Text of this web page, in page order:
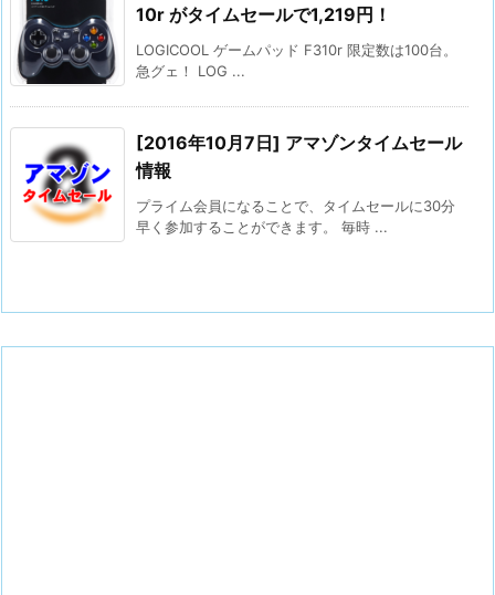
10r がタイムセールで1,219円！
LOGICOOL ゲームパッド F310r 限定数は100台。
急グェ！ LOG ...
[2016年10月7日] アマゾンタイムセール
情報
プライム会員になることで、タイムセールに30分
早く参加することができます。 毎時 ...